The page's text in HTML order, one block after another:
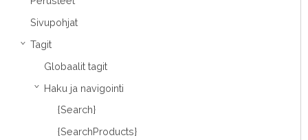
Sivupohjat
› Tagit
Globaalit tagit
›
Haku ja navigointi
{Search}
{SearchProducts}